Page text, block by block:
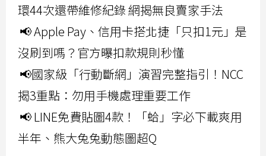
環44次還帶維修紀錄 網揭無良賣家手法
📢 Apple Pay、信用卡搭北捷「只扣1元」是
沒刷到嗎？官方曝扣款規則秒懂
📢國家級「行動斷網」演習完整指引！NCC
揭3重點：勿用手機處理重要工作
📢 LINE免費貼圖4款！「蛤」字必下載爽用
半年、熊大兔兔動態圖超Q